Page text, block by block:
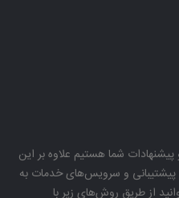
شما هستیم علاوه بر این
و سرویس‌های خدمات به
از طریق روش‌های زیر با